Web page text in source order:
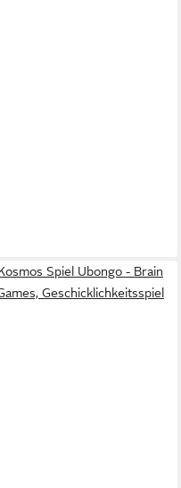
Spiel Ubongo - Brain
Geschicklichkeitsspiel